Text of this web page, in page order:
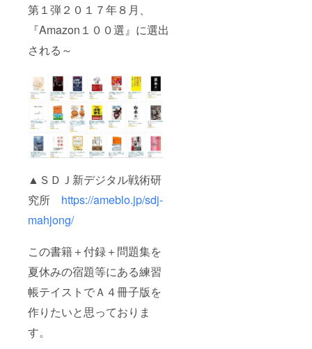
第１弾２０１７年８月、
『Amazon１００選』に選出
される～
▲ＳＤＪ新デジタル戦術研
究所 https://ameblo.jp/sdj-
mahjong/
この書籍＋付録＋問題集を
夏休みの宿題等にある練習
帳テイストでＡ４冊子版を
作りたいと思っておりま
す。